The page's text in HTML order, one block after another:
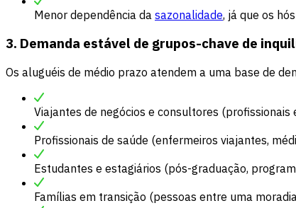
Menor dependência da sazonalidade, já que os
3. Demanda estável de grupos-chave de
Os aluguéis de médio prazo atendem a uma base de
Viajantes de negócios e consultores
Profissionais de saúde (enfermeiros viajantes,
Estudantes e estagiários (pós-graduação,
Famílias em transição (pessoas entre uma